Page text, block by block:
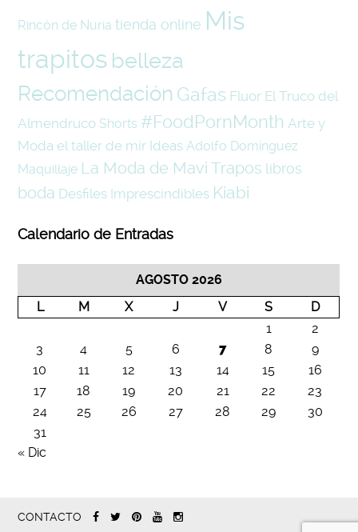
Rincón de Nuria tienda online Mis
trapitos belleza
Recomendación Gafas Fluor El Truco del
Almendruco Shorts #FoodPornMonth Arte y
Moda el taller de mir Ideas Adolfo Domínguez
Maquillaje La Moda de Mavi Trapos libros
boda Desfiles Imprescindibles Kiabi
Calendario de Entradas
AGOSTO 2026
L
M X J V S
D
1
2
3
4 5 6 7 8
9
10
11 12 13 14 15
16
17
18 19 20 21 22
23
24
25 26 27 28 29
30
31
« Dic
CONTACTO